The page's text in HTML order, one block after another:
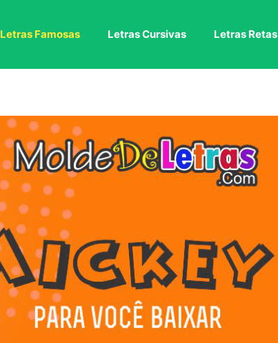
Letras Famosas Letras Cursivas Letras Retas